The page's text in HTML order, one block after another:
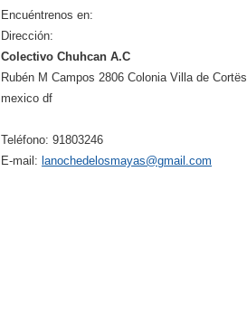
Encuéntrenos en:
Dirección:
Colectivo Chuhcan A.C
Rubén M Campos 2806 Colonia Villa de Cortës
mexico df
Teléfono: 91803246
E-mail: lanochedelosmayas@gmail.com